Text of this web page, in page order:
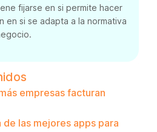
fijarse en si permite hacer
en si se adapta a la normativa
empresas facturan
las mejores apps para